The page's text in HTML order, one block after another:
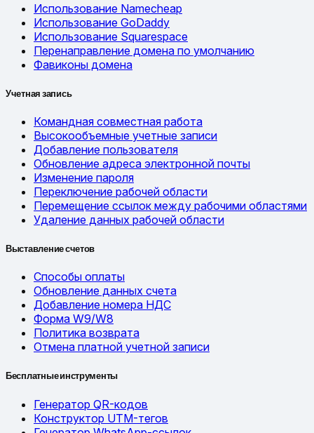
Использование Namecheap
Использование GoDaddy
Использование Squarespace
Перенаправление домена по умолчанию
Фавиконы домена
Учетная запись
Командная совместная работа
Высокообъемные учетные записи
Добавление пользователя
Обновление адреса электронной почты
Изменение пароля
Переключение рабочей области
Перемещение ссылок между рабочими областями
Удаление данных рабочей области
Выставление счетов
Способы оплаты
Обновление данных счета
Добавление номера НДС
Форма W9/W8
Политика возврата
Отмена платной учетной записи
Бесплатные инструменты
Генератор QR-кодов
Конструктор UTM-тегов